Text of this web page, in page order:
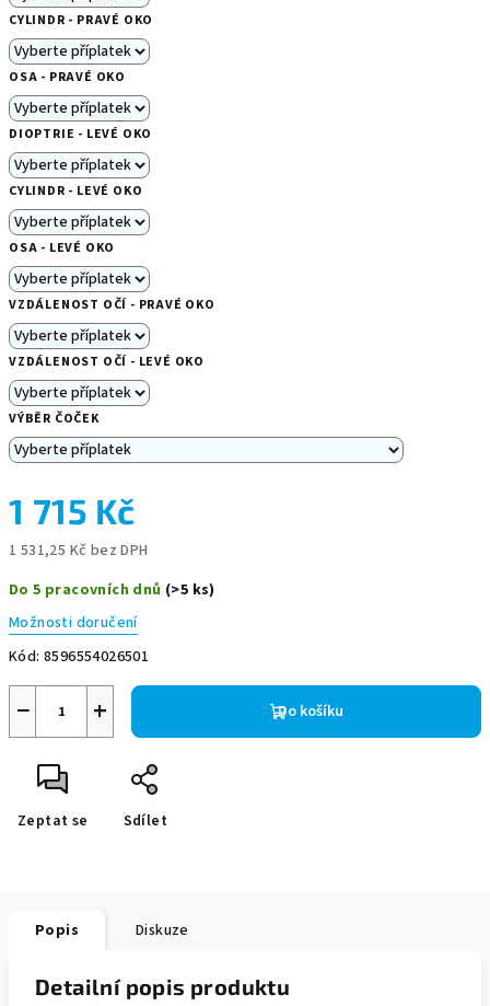
CYLINDR - PRAVÉ OKO
OSA - PRAVÉ OKO
DIOPTRIE - LEVÉ OKO
CYLINDR - LEVÉ OKO
OSA - LEVÉ OKO
VZDÁLENOST OČÍ - PRAVÉ OKO
VZDÁLENOST OČÍ - LEVÉ OKO
VÝBĚR ČOČEK
1 715 Kč
1 531,25 Kč bez DPH
cena:
Do 5 pracovních dnů (>5 ks)
Možnosti doručení
Kód: 8596554026501
+
− Do košíku
Zeptat se Sdílet
Popis Diskuze
Detailní popis produktu